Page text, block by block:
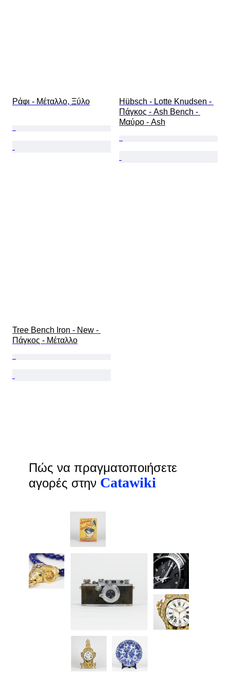
Ράφι - Μέταλλο, Ξύλο
Hübsch - Lotte Knudsen -
Πάγκος - Ash Bench -
Μαύρο - Ash
Tree Bench Iron - New -
Πάγκος - Μέταλλο
Πώς να πραγματοποιήσετε
αγορές στην Catawiki